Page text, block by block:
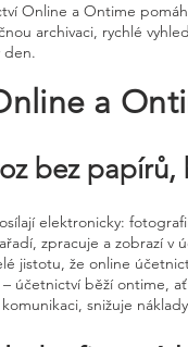
Online a Ontime
archivaci, rychlé
den.
a
bez papírů,
elektronicky:
zpracuje a zobrazí v
jistotu, že online
účetnictví běží ontime,
snižuje